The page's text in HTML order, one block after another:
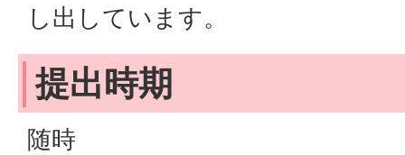
し出しています。
提出時期
随時